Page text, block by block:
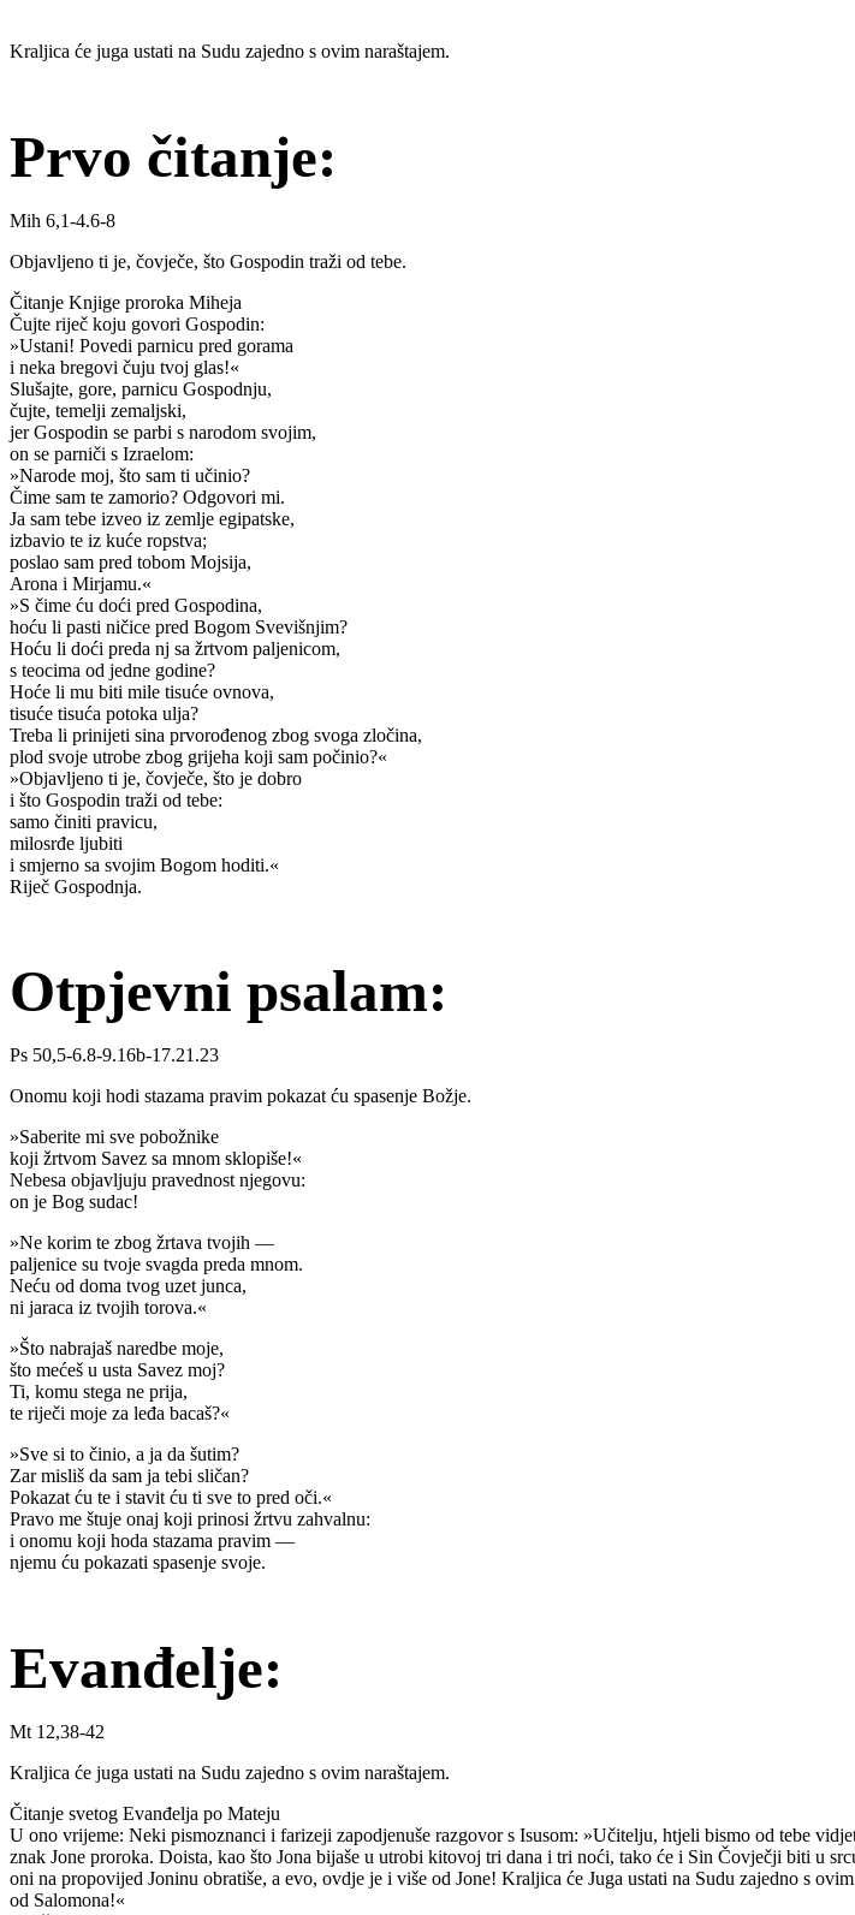
Kraljica će juga ustati na Sudu zajedno s ovim naraštajem.
Prvo čitanje:
Mih 6,1-4.6-8
Objavljeno ti je, čovječe, što Gospodin traži od tebe.
Čitanje Knjige proroka Miheja
Čujte riječ koju govori Gospodin:
»Ustani! Povedi parnicu pred gorama
i neka bregovi čuju tvoj glas!«
Slušajte, gore, parnicu Gospodnju,
čujte, temelji zemaljski,
jer Gospodin se parbi s narodom svojim,
on se parniči s Izraelom:
»Narode moj, što sam ti učinio?
Čime sam te zamorio? Odgovori mi.
Ja sam tebe izveo iz zemlje egipatske,
izbavio te iz kuće ropstva;
poslao sam pred tobom Mojsija,
Arona i Mirjamu.«
»S čime ću doći pred Gospodina,
hoću li pasti ničice pred Bogom Svevišnjim?
Hoću li doći preda nj sa žrtvom paljenicom,
s teocima od jedne godine?
Hoće li mu biti mile tisuće ovnova,
tisuće tisuća potoka ulja?
Treba li prinijeti sina prvorođenog zbog svoga zločina,
plod svoje utrobe zbog grijeha koji sam počinio?«
»Objavljeno ti je, čovječe, što je dobro
i što Gospodin traži od tebe:
samo činiti pravicu,
milosrđe ljubiti
i smjerno sa svojim Bogom hoditi.«
Riječ Gospodnja.
Otpjevni psalam:
Ps 50,5-6.8-9.16b-17.21.23
Onomu koji hodi stazama pravim pokazat ću spasenje Božje.
»Saberite mi sve pobožnike
koji žrtvom Savez sa mnom sklopiše!«
Nebesa objavljuju pravednost njegovu:
on je Bog sudac!
»Ne korim te zbog žrtava tvojih —
paljenice su tvoje svagda preda mnom.
Neću od doma tvog uzet junca,
ni jaraca iz tvojih torova.«
»Što nabrajaš naredbe moje,
što mećeš u usta Savez moj?
Ti, komu stega ne prija,
te riječi moje za leđa bacaš?«
»Sve si to činio, a ja da šutim?
Zar misliš da sam ja tebi sličan?
Pokazat ću te i stavit ću ti sve to pred oči.«
Pravo me štuje onaj koji prinosi žrtvu zahvalnu:
i onomu koji hoda stazama pravim —
njemu ću pokazati spasenje svoje.
Evanđelje:
Mt 12,38-42
Kraljica će juga ustati na Sudu zajedno s ovim naraštajem.
Čitanje svetog Evanđelja po Mateju
U ono vrijeme: Neki pismoznanci i farizeji zapodjenuše razgovor s Isusom: »Učitelju, htjeli bismo od tebe
znak Jone proroka. Doista, kao što Jona bijaše u utrobi kitovoj tri dana i tri noći, tako će i Sin Čovječji biti u
oni na propovijed Joninu obratiše, a evo, ovdje je i više od Jone! Kraljica će Juga ustati na Sudu zajedno s
od Salomona!«